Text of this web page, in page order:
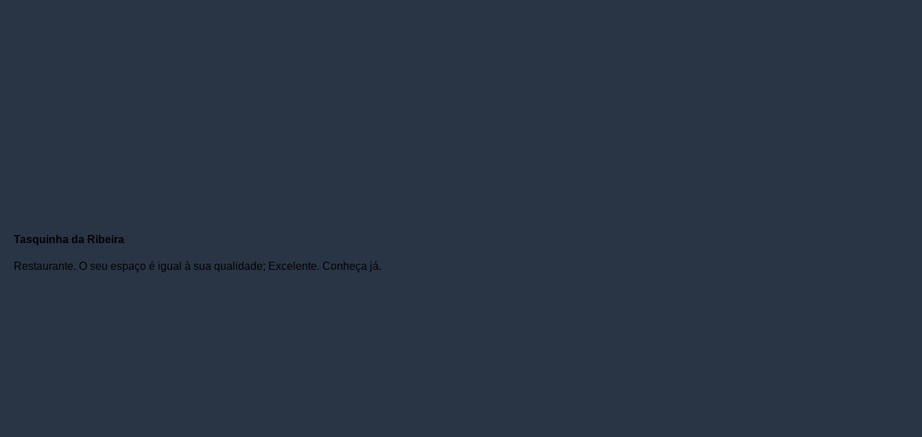
Tasquinha da Ribeira
Restaurante. O seu espaço é igual à sua qualidade; Excelente. Conheça já.